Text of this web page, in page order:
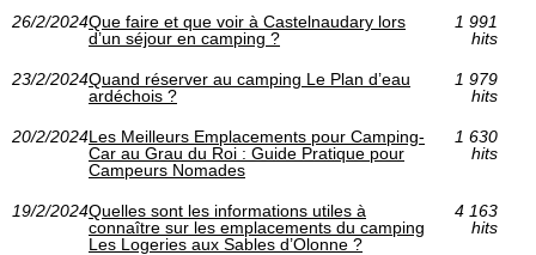
26/2/2024Que faire et que voir à Castelnaudary lors
d’un séjour en camping ?
1 991
hits
23/2/2024Quand réserver au camping Le Plan d’eau
ardéchois ?
1 979
hits
20/2/2024Les Meilleurs Emplacements pour Camping-
Car au Grau du Roi : Guide Pratique pour
Campeurs Nomades
1 630
hits
19/2/2024Quelles sont les informations utiles à
connaître sur les emplacements du camping
Les Logeries aux Sables d’Olonne ?
4 163
hits